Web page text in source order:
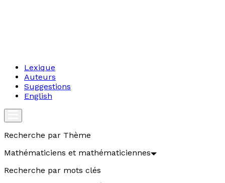
Lexique
Auteurs
Suggestions
English
Recherche par Thème
Mathématiciens et mathématiciennes
Recherche par mots clés